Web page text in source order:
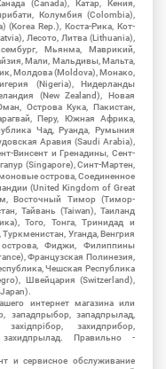
(Canada), Катар, Кения,
Колумбия (Colombia),
(Korea Rep.), Коста-Рика, Кот-
Лесото, Литва (Lithuania),
Мьянма, Маврикий,
Мали, Мальдивы, Мальта,
Молдова (Moldova), Монако,
(Nigeria), Нидерланды
(New Zealand), Новая
Острова Кука, Пакистан,
Перу, Южная Африка,
Чад, Руанда, Румыния
Аравия (Saudi Arabia),
Винсент и Гренадины, Сент-
(Singapore), Синт-Мартен,
острова, Соединенное
(United Kingdom of Great
Восточный Тимор (Тимор-
Тайвань (Taiwan), Таиланд
Того, Тонга, Тринидад и
Уганда, Венгрия
острова, Фиджи, Филиппины
Французская Полинезия,
Чешская Республика
Швейцария (Switzerland),
интернет магазина или
западпрыбор, западпрылад,
захидприбор,
захидпрылад. Правильно -
и сервисное обслуживание